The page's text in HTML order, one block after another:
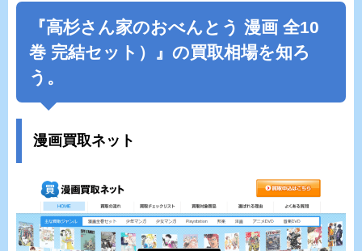
『高杉さん家のおべんとう 漫画 全10
巻 完結セット）』の買取相場を知ろ
う。
漫画買取ネット